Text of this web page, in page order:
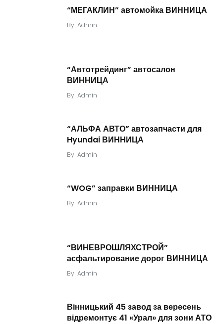
“МЕГАКЛИН” автомойка ВИННИЦА
By Admin
“Автотрейдинг” автосалон
ВИННИЦА
By Admin
“АЛЬФА АВТО” автозапчасти для
Hyundai ВИННИЦА
By Admin
“WOG” заправки ВИННИЦА
By Admin
“ВИНЕВРОШЛЯХСТРОЙ”
асфальтирование дорог ВИННИЦА
By Admin
Вінницький 45 завод за вересень
відремонтує 41 «Урал» для зони АТО